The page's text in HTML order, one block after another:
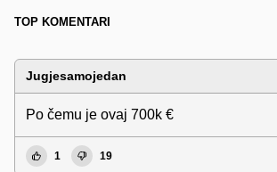
TOP KOMENTARI
Jugjesamojedan
Po čemu je ovaj 700k €
1 19